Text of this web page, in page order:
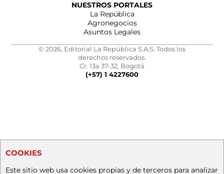
NUESTROS PORTALES
La República
Agronegocios
Asuntos Legales
© 2026, Editorial La República S.A.S. Todos los
derechos reservados.
Cr. 13a 37-32, Bogotá
(+57) 1 4227600
COOKIES
Este sitio web usa cookies propias y de terceros para analizar